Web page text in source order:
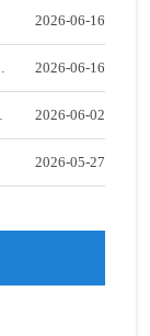
2026-06-16
2026-06-16
2026-06-02
2026-05-27